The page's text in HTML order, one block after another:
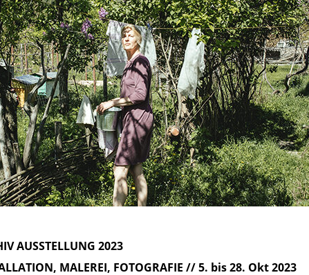
AUSSTELLUNG 2023
MALEREI, FOTOGRAFIE // 5. bis 28. Okt 2023